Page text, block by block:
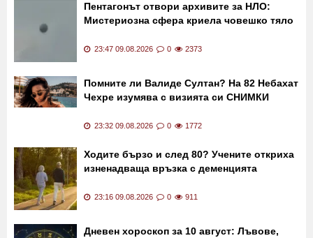
Пентагонът отвори архивите за НЛО:
Мистериозна сфера криела човешко тяло
23:47 09.08.2026 0 2373
Помните ли Валиде Султан? На 82 Небахат
Чехре изумява с визията си СНИМКИ
23:32 09.08.2026 0 1772
Ходите бързо и след 80? Учените откриха
изненадваща връзка с деменцията
23:16 09.08.2026 0 911
Дневен хороскоп за 10 август: Лъвове,